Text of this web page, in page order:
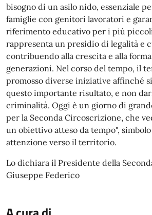
bisogno di un asilo nido, essenziale
famiglie con genitori lavoratori e
riferimento educativo per i più
rappresenta un presidio di legalità e
contribuendo alla crescita e alla
generazioni. Nel corso del tempo, il
promosso diverse iniziative affinché
questo importante risultato, e non
criminalità. Oggi è un giorno di
per la Seconda Circoscrizione, che
un obiettivo atteso da tempo",
attenzione verso il territorio.
Lo dichiara il Presidente della
Giuseppe Federico